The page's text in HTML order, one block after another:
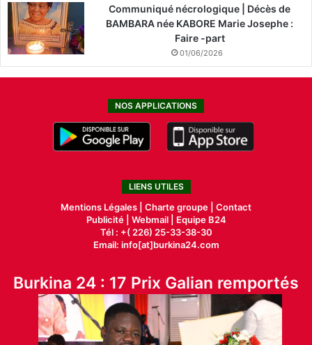
Communiqué nécrologique | Décès de
BAMBARA née KABORE Marie Josephe :
Faire -part
01/06/2026
NOS APPLICATIONS
LIENS UTILES
Mentions Légales | Charte groupe | Contact
Publicité| Webmail |
Equipe B24
Tél : +( 226) 25-33-38-30
Email: info[at]burkina24.com
Burkina 24 : 17 Prix Galian remportés